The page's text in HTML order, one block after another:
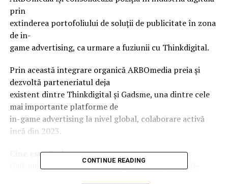
prin
extinderea portofoliului de soluții de publicitate în zona
de in-
game advertising, ca urmare a fuziunii cu Thinkdigital.
Prin această integrare organică ARBOmedia preia și
dezvoltă parteneriatul deja
existent dintre Thinkdigital și Gadsme, una dintre cele
mai importante platforme de
in-game advertising la nivel global, colaborare activă
încă din 2023.
Cine este Gadsme
Gadsme este cea mai avansată platformă globală de
CONTINUE READING